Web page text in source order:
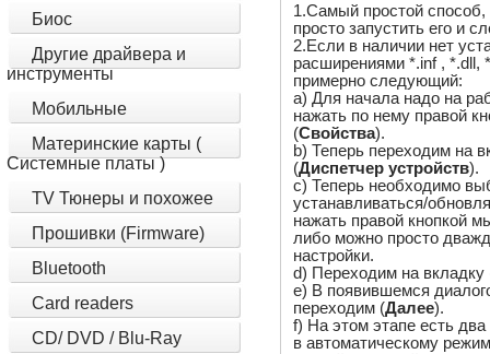
Биос
Другие драйвера и
инструменты
Мобильные
Материнские карты (
Системные платы )
TV Тюнеры и похожее
Прошивки (Firmware)
Bluetooth
Card readers
CD/ DVD / Blu-Ray
1.Самый простой
просто запустить его и
2.Если в наличии нет
расширениями *.inf , *.dll,
примерно следующий:
a) Для начала надо на
нажать по нему правой
(Свойства).
b) Теперь переходим на
(Диспетчер устройств).
c) Теперь необходимо
устанавливаться/
нажать правой кнопкой
либо можно просто
настройки.
d) Переходим на вкладку
e) В появившемся
переходим (Далее).
f) На этом этапе есть
в автоматическому